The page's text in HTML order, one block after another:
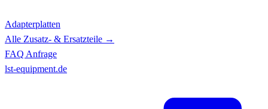
Adapterplatten
Alle Zusatz- & Ersatzteile →
FAQ Anfrage
lst-equipment.de